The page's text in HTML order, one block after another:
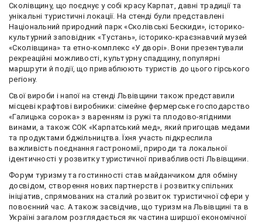
Сколівщину, що поєднує у собі красу Карпат, давні традиції та
унікальні туристичні локації. На стенді були представлені
Національний природний парк «Сколівські Бескиди», історико-
культурний заповідник «Тустань», історико-краєзнавчий музей
«Сколівщина» та етно-комплекс «У дворі». Вони презентували
рекреаційні можливості, культурну спадщину, популярні
маршрути й події, що приваблюють туристів до цього гірського
регіону.
Свої вироби і напої на стенді Львівщини також представили
місцеві крафтові виробники: сімейне фермерське господарство
«Галицька сорока» з варенням із ружі та плодово-ягідними
винами, а також СОК «Карпатський мед», який пригощав медами
та продуктами бджільництва. Їхня участь підкреслила
важливість поєднання гастрономії, природи та локальної
ідентичності у розвитку туристичної привабливості Львівщини.
Форум туризму та гостинності став майданчиком для обміну
досвідом, створення нових партнерств і розвитку спільних
ініціатив, спрямованих на сталий розвиток туристичної сфери у
повоєнний час. А також засвідчив, що туризм на Львівщині та в
Україні загалом розглядається як частина ширшої економічної